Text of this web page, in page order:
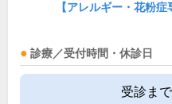
【アレルギー・花粉
診療／受付時間・休診日
受診ま